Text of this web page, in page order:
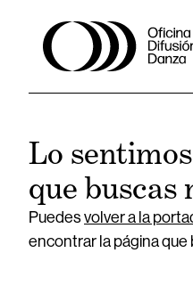
Lo
que buscas
Puedesvolver a la
encontrar la página que